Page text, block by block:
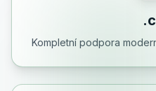
Kompletní podpora